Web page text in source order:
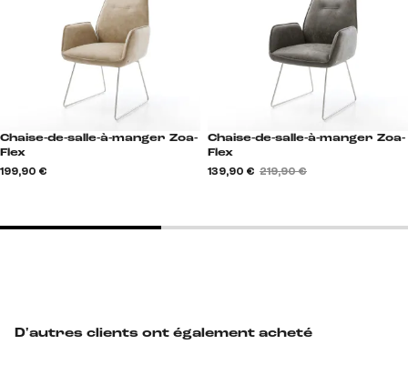
D'autres clients ont également acheté
Chaise-de-salle-à-manger Zoa-
Flex
199,90 €
Chaise-de-salle-à-manger Zoa-
Flex
139,90 € 219,90 €